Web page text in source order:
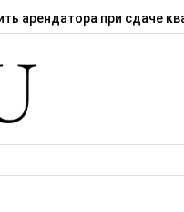
арендатора при сдаче